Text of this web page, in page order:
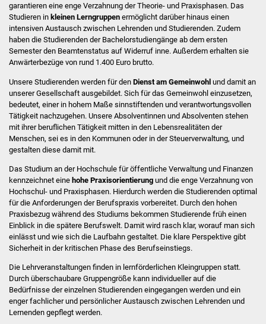
Presse
Bürger & Service
Dienstleistungen
Lebenslagen
Bürgerinfos
Bildung
Schulen
Kindergärten
Kolping-Musikschule
garantieren eine enge Verzahnung der Theorie- und Praxisphasen. Das
Studieren in kleinen Lerngruppenermöglicht darüber hinaus einen
intensiven Austausch zwischen Lehrenden und Studierenden. Zudem
haben die Studierenden der Bachelorstudiengänge ab dem ersten
Semester den Beamtenstatus auf Widerruf inne. Außerdem erhalten sie
Anwärterbezüge von rund 1.400 Euro brutto.
Unsere Studierenden werden für den Dienst am Gemeinwohlund damit an
unserer Gesellschaft ausgebildet. Sich für das Gemeinwohl einzusetzen,
bedeutet, einer in hohem Maße sinnstiftenden und verantwortungsvollen
Tätigkeit nachzugehen. Unsere Absolventinnen und Absolventen stehen
mit ihrer beruflichen Tätigkeit mitten in den Lebensrealitäten der
Menschen, sei es in den Kommunen oder in der Steuerverwaltung, und
gestalten diese damit mit.
Das Studium an der Hochschule für öffentliche Verwaltung und Finanzen
kennzeichnet eine hohe Praxisorientierungund die enge Verzahnung von
Hochschul- und Praxisphasen. Hierdurch werden die Studierenden optimal
für die Anforderungen der Berufspraxis vorbereitet. Durch den hohen
Praxisbezug während des Studiums bekommen Studierende früh einen
Einblick in die spätere Berufswelt. Damit wird rasch klar, worauf man sich
einlässt und wie sich die Laufbahn gestaltet. Die klare Perspektive gibt
Sicherheit in der kritischen Phase des Berufseinstiegs.
Die Lehrveranstaltungen finden in lernförderlichen Kleingruppen statt.
Durch überschaubare Gruppengröße kann individueller auf die
Bedürfnisse der einzelnen Studierenden eingegangen werden und ein
enger fachlicher und persönlicher Austausch zwischen Lehrenden und
Lernenden gepflegt werden.